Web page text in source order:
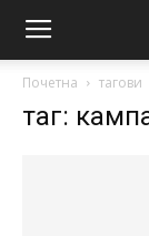
Почетна тагови
таг: